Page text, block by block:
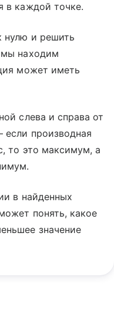
в каждой точке.
нулю и решить
мы находим
может иметь
слева и справа от
производная
то это максимум, а
в найденных
понять, какое
значение